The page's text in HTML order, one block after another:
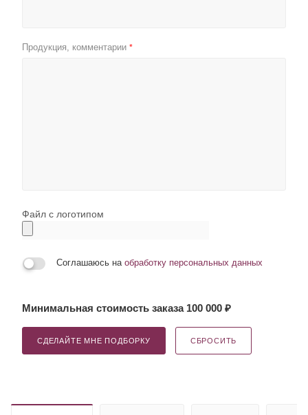
Продукция, комментарии *
Файл с логотипом
Соглашаюсь на обработку персональных данных
Минимальная стоимость заказа 100 000 ₽
СДЕЛАЙТЕ МНЕ ПОДБОРКУ СБРОСИТЬ